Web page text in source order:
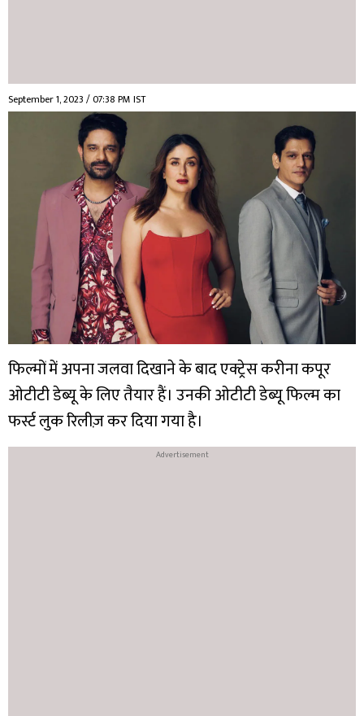
September 1, 2023 / 07:38 PM IST
फिल्मों में अपना जलवा दिखाने के बाद एक्ट्रेस करीना कपूर
ओटीटी डेब्यू के लिए तैयार हैं। उनकी ओटीटी डेब्यू फिल्म का
फर्स्ट लुक रिलीज़ कर दिया गया है।